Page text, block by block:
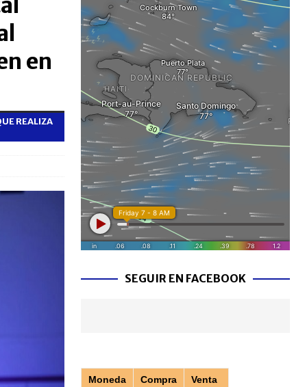
en
REALIZA
SEGUIR EN FACEBOOK
Moneda Compra Venta